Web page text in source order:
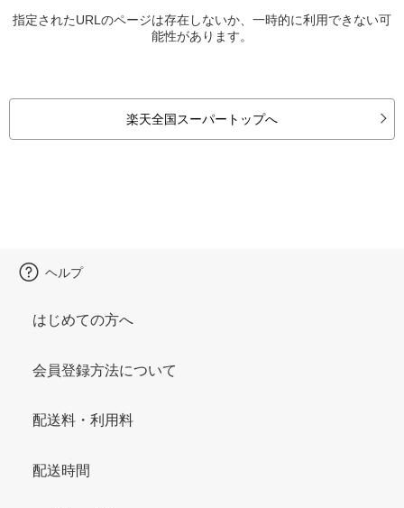
指定されたURLのページは存在しないか、一時的に利用できない可
能性があります。
楽天全国スーパートップへ
ヘルプ
はじめての方へ
会員登録方法について
配送料・利用料
配送時間